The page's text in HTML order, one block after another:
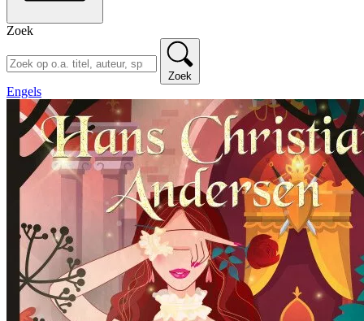
Zoek
Zoek
Engels